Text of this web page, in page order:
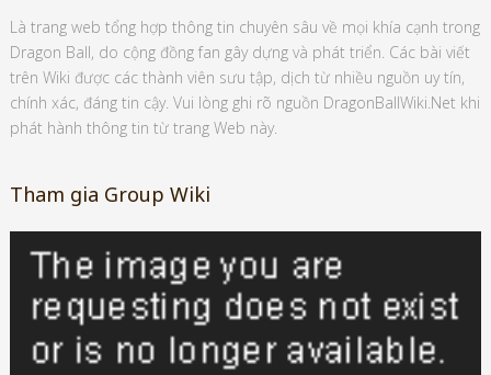
Là trang web tổng hợp thông tin chuyên sâu về mọi khía cạnh trong
Dragon Ball, do cộng đồng fan gây dựng và phát triển. Các bài viết
trên Wiki được các thành viên sưu tập, dịch từ nhiều nguồn uy tín,
chính xác, đáng tin cậy. Vui lòng ghi rõ nguồn DragonBallWiki.Net khi
phát hành thông tin từ trang Web này.
Tham gia Group Wiki